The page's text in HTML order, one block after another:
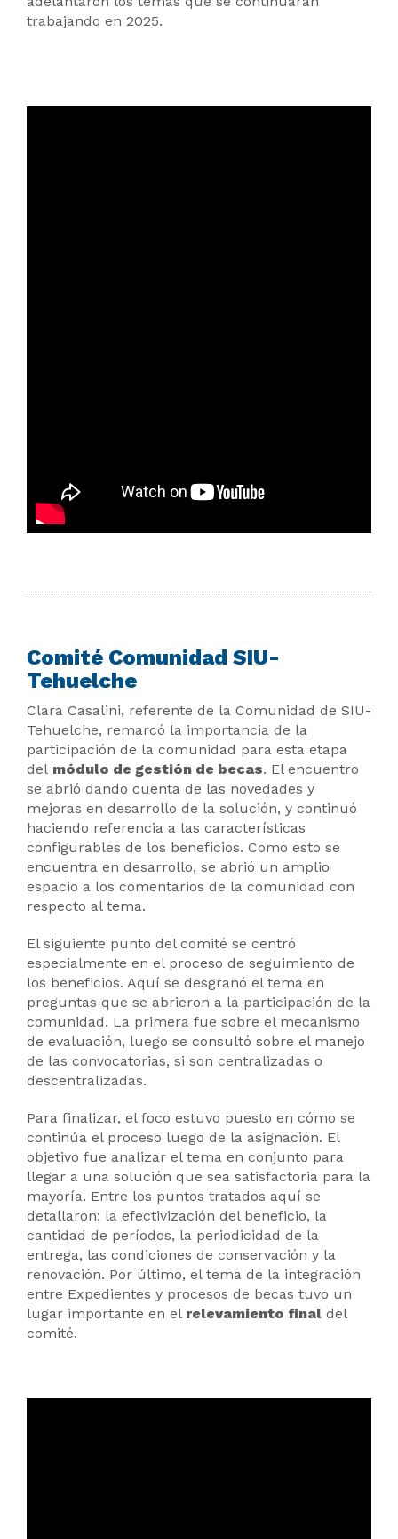
trabajando en 2025.
Comité Comunidad SIU-
Tehuelche
Clara Casalini, referente de la Comunidad de SIU-
Tehuelche, remarcó la importancia de la
participación de la comunidad para esta etapa
del módulo de gestión de becas. El encuentro
se abrió dando cuenta de las novedades y
mejoras en desarrollo de la solución, y continuó
haciendo referencia a las características
configurables de los beneficios. Como esto se
encuentra en desarrollo, se abrió un amplio
espacio a los comentarios de la comunidad con
respecto al tema.
El siguiente punto del comité se centró
especialmente en el proceso de seguimiento de
los beneficios. Aquí se desgranó el tema en
preguntas que se abrieron a la participación de la
comunidad. La primera fue sobre el mecanismo
de evaluación, luego se consultó sobre el manejo
de las convocatorias, si son centralizadas o
descentralizadas.
Para finalizar, el foco estuvo puesto en cómo se
continúa el proceso luego de la asignación. El
objetivo fue analizar el tema en conjunto para
llegar a una solución que sea satisfactoria para la
mayoría. Entre los puntos tratados aquí se
detallaron: la efectivización del beneficio, la
cantidad de períodos, la periodicidad de la
entrega, las condiciones de conservación y la
renovación. Por último, el tema de la integración
entre Expedientes y procesos de becas tuvo un
lugar importante en el relevamiento final del
comité.